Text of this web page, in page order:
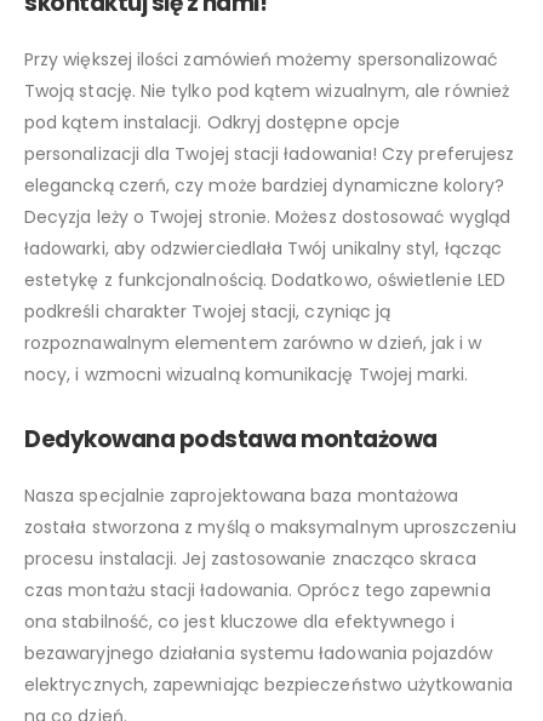
Przy większej ilości zamówień możemy spersonalizować
Twoją stację. Nie tylko pod kątem wizualnym, ale również
pod kątem instalacji. Odkryj dostępne opcje
personalizacji dla Twojej stacji ładowania! Czy preferujesz
elegancką czerń, czy może bardziej dynamiczne kolory?
Decyzja leży o Twojej stronie. Możesz dostosować wygląd
ładowarki, aby odzwierciedlała Twój unikalny styl, łącząc
estetykę z funkcjonalnością. Dodatkowo, oświetlenie LED
podkreśli charakter Twojej stacji, czyniąc ją
rozpoznawalnym elementem zarówno w dzień, jak i w
nocy, i wzmocni wizualną komunikację Twojej marki.
Dedykowana podstawa montażowa
Nasza specjalnie zaprojektowana baza montażowa
została stworzona z myślą o maksymalnym uproszczeniu
procesu instalacji. Jej zastosowanie znacząco skraca
czas montażu stacji ładowania. Oprócz tego zapewnia
ona stabilność, co jest kluczowe dla efektywnego i
bezawaryjnego działania systemu ładowania pojazdów
elektrycznych, zapewniając bezpieczeństwo użytkowania